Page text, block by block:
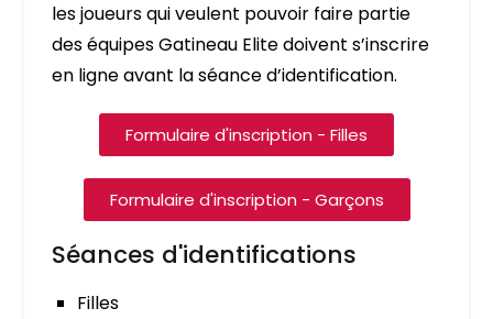
les joueurs qui veulent pouvoir faire partie
des équipes Gatineau Elite doivent s’inscrire
en ligne avant la séance d’identification.
Formulaire d'inscription - Filles
Formulaire d'inscription - Garçons
Séances d'identifications
Filles